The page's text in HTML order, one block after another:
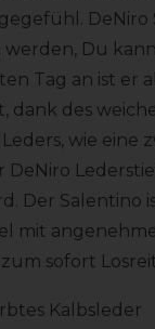
DeNiro
Du
Tag an ist er
dank des
wie eine
DeNiro
Der Salentino
mit
sofort
Kalbsleder